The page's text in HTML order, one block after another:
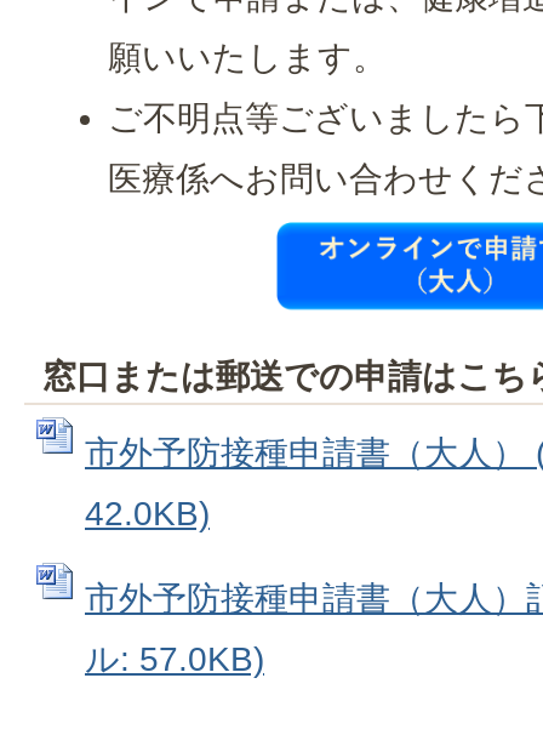
願いいたします。
ご不明点等ございましたら
医療係へお問い合わせくだ
窓口または郵送での申請はこち
市外予防接種申請書（大人）
42.0KB)
市外予防接種申請書（大人）
ル: 57.0KB)